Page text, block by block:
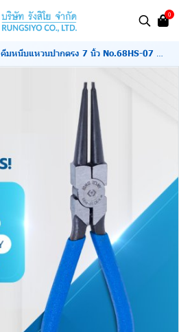
0
คีมหนีบแหวนปากตรง 7 นิ้ว No.68HS-07 KINGTONY